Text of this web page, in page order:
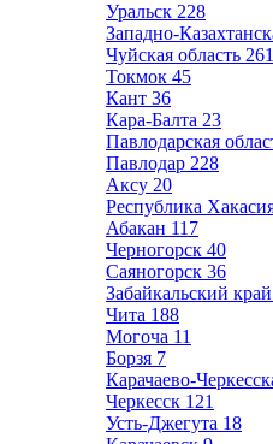
Уральск 228
Западно-
Чуйская область 261
Токмок 45
Кант 36
Кара-Балта 23
Павлодарская
Павлодар 228
Аксу 20
Республика
Абакан 117
Черногорск 40
Саяногорск 36
Забайкальский край
Чита 188
Могоча 11
Борзя 7
Карачаево-
Черкесск 121
Усть-Джегута 18